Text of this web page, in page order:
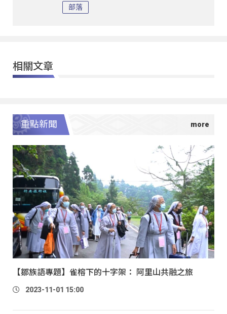
部落
相關文章
重點新聞
【鄒族語專題】雀榕下的十字架： 阿里山共融之旅
2023-11-01 15:00